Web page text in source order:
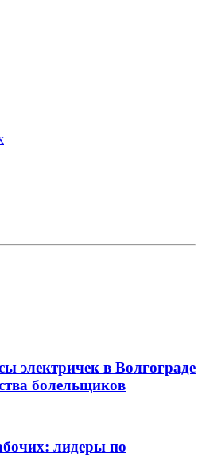
электричек в Волгограде
болельщиков
лидеры по